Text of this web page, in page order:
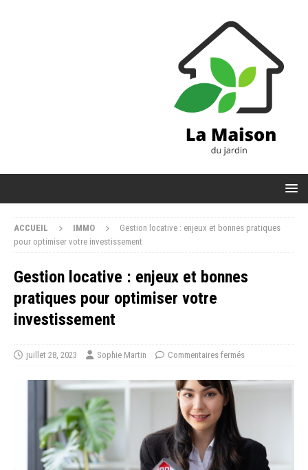
ACCUEIL IMMO
Gestion locative : enjeux et bonnes pratiques
pour optimiser votre investissement
Gestion locative : enjeux et bonnes
pratiques pour optimiser votre
investissement
juillet 28, 2023 Sophie Martin Commentaires fermés